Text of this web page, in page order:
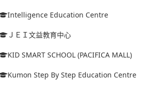
Intelligence Education Centre
ＪＥＩ文益教育中心
KID SMART SCHOOL (PACIFICA MALL)
Kumon Step By Step Education Centre